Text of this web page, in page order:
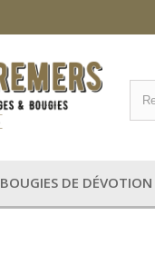
BOUGIES DE DÉVOTION